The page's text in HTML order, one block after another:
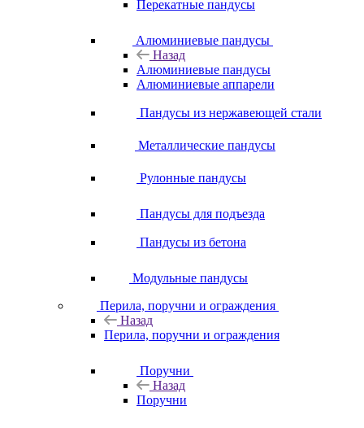
Перекатные пандусы
Алюминиевые пандусы
Назад
Алюминиевые пандусы
Алюминиевые аппарели
Пандусы из нержавеющей стали
Металлические пандусы
Рулонные пандусы
Пандусы для подъезда
Пандусы из бетона
Модульные пандусы
Перила, поручни и ограждения
Назад
Перила, поручни и ограждения
Поручни
Назад
Поручни